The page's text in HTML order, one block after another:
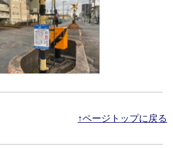
↑ページトップに戻る